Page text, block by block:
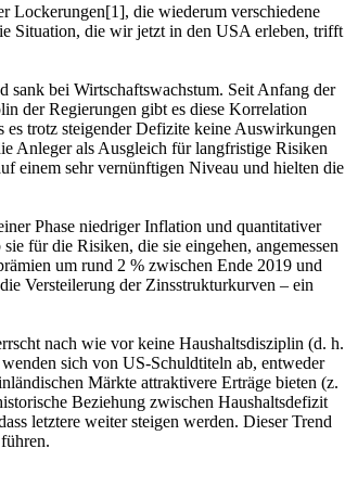
Lockerungen[1], die wiederum verschiedene
Situation, die wir jetzt in den USA erleben, trifft
sank bei Wirtschaftswachstum. Seit Anfang der
der Regierungen gibt es diese Korrelation
es trotz steigender Defizite keine Auswirkungen
Anleger als Ausgleich für langfristige Risiken
einem sehr vernünftigen Niveau und hielten die
Phase niedriger Inflation und quantitativer
für die Risiken, die sie eingehen, angemessen
um rund 2 % zwischen Ende 2019 und
Versteilerung der Zinsstrukturkurven – ein
nach wie vor keine Haushaltsdisziplin (d. h.
sich von US-Schuldtiteln ab, entweder
Märkte attraktivere Erträge bieten (z.
Beziehung zwischen Haushaltsdefizit
letztere weiter steigen werden. Dieser Trend